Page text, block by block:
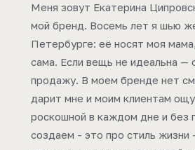
Меня зовут Екатерина
мой бренд. Восемь лет я шью
Петербурге: её носят моя
сама. Если вещь не идеальна —
продажу. В моем бренде нет
дарит мне и моим клиентам
роскошной в каждом дне и без
создаем - это про стиль жизни